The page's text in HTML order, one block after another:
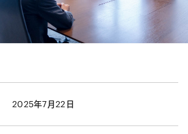
2025年7月22日